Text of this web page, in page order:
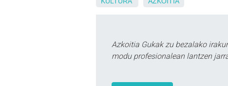
Azkoitia Gukak zu bezalako
modu profesionalean lantzen